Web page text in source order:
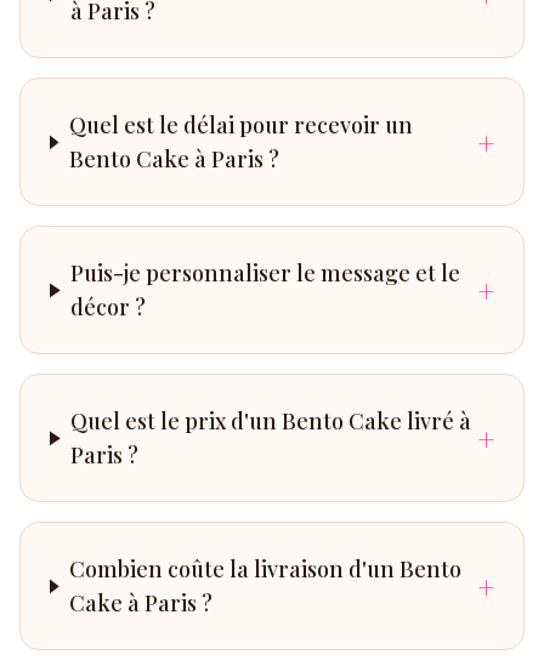
à Paris ?
Quel est le délai pour recevoir un
Bento Cake à Paris ?
+
Puis-je personnaliser le message et le
décor ?
+
Quel est le prix d'un Bento Cake livré à
Paris ?
+
Combien coûte la livraison d'un Bento
Cake à Paris ?
+